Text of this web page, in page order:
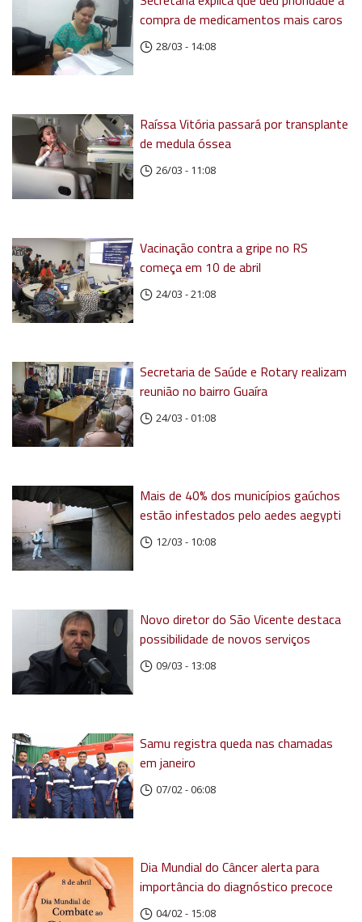
compra de medicamentos mais caros
28/03 - 14:08
Raíssa Vitória passará por transplante
de medula óssea
26/03 - 11:08
Vacinação contra a gripe no RS
começa em 10 de abril
24/03 - 21:08
Secretaria de Saúde e Rotary realizam
reunião no bairro Guaíra
24/03 - 01:08
Mais de 40% dos municípios gaúchos
estão infestados pelo aedes aegypti
12/03 - 10:08
Novo diretor do São Vicente destaca
possibilidade de novos serviços
09/03 - 13:08
Samu registra queda nas chamadas
em janeiro
07/02 - 06:08
Dia Mundial do Câncer alerta para
importância do diagnóstico precoce
04/02 - 15:08